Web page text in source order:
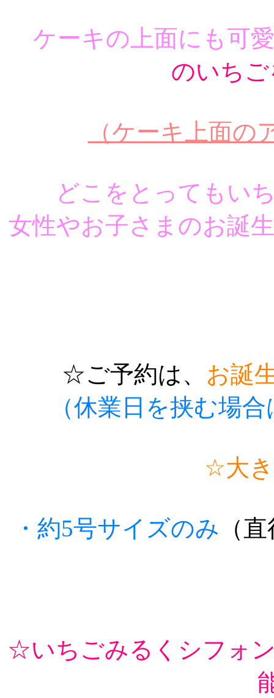
ケーキの上面にも可
のいち
（ケーキ上面の
どこをとってもい
女性やお子さまのお誕
☆ご予約は、 お誕
（休業日を挟む場
☆大
・約5号サイズのみ （
☆いちごみるくシフォ